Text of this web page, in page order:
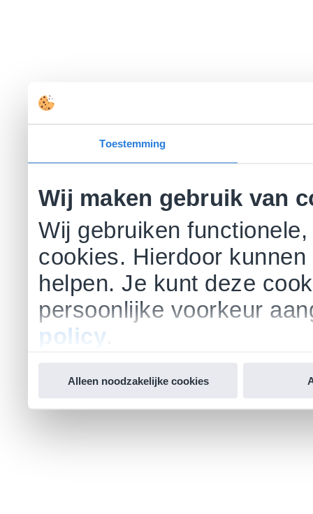
Toestemming
Wij maken gebruik van
Wij gebruiken
cookies. Hierdoor
helpen. Je kunt deze
persoonlijke voorkeur
policy
Alleen noodzakelijke cookies